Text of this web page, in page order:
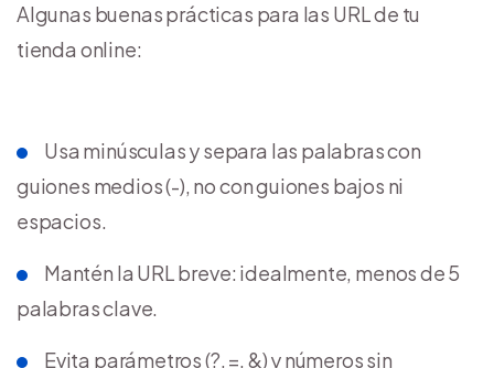
Algunas buenas prácticas para las URL de tu
tienda online:
Usa minúsculas y separa las palabras con
guiones medios (-), no con guiones bajos ni
espacios.
Mantén la URL breve: idealmente, menos de 5
palabras clave.
Evita parámetros (?, =, &) y números sin